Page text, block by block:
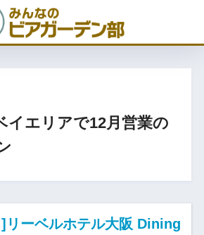
イエリアで12月営業の
リーベルホテル大阪 Dining